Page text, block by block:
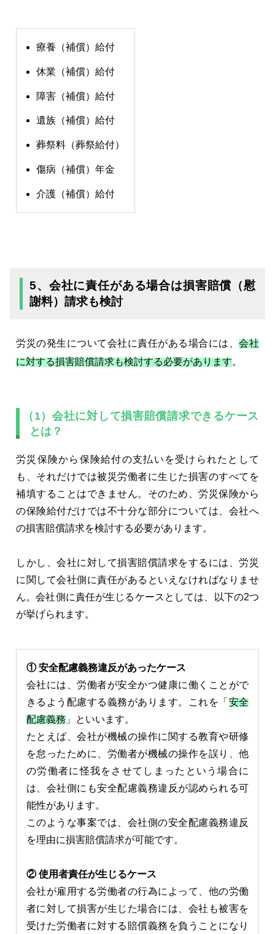
療養（補償）給付
休業（補償）給付
障害（補償）給付
遺族（補償）給付
葬祭料（葬祭給付）
傷病（補償）年金
介護（補償）給付
5、会社に責任がある場合は損害賠償（慰
謝料）請求も検討
労災の発生について会社に責任がある場合には、会社
に対する損害賠償請求も検討する必要があります。
（1）会社に対して損害賠償請求できるケース
とは？
労災保険から保険給付の支払いを受けられたとして
も、それだけでは被災労働者に生じた損害のすべてを
補填することはできません。そのため、労災保険から
の保険給付だけでは不十分な部分については、会社へ
の損害賠償請求を検討する必要があります。
しかし、会社に対して損害賠償請求をするには、労災
に関して会社側に責任があるといえなければなりませ
ん。会社側に責任が生じるケースとしては、以下の2つ
が挙げられます。
① 安全配慮義務違反があったケース
会社には、労働者が安全かつ健康に働くことがで
きるよう配慮する義務があります。これを「 安全
配慮義務 」といいます。
たとえば、会社が機械の操作に関する教育や研修
を怠ったために、労働者が機械の操作を誤り、他
の労働者に怪我をさせてしまったという場合に
は、会社側にも安全配慮義務違反が認められる可
能性があります。
このような事案では、会社側の安全配慮義務違反
を理由に損害賠償請求が可能です。
② 使用者責任が生じるケース
会社が雇用する労働者の行為によって、他の労働
者に対して損害が生じた場合には、会社も被害を
受けた労働者に対する賠償義務を負うことになり